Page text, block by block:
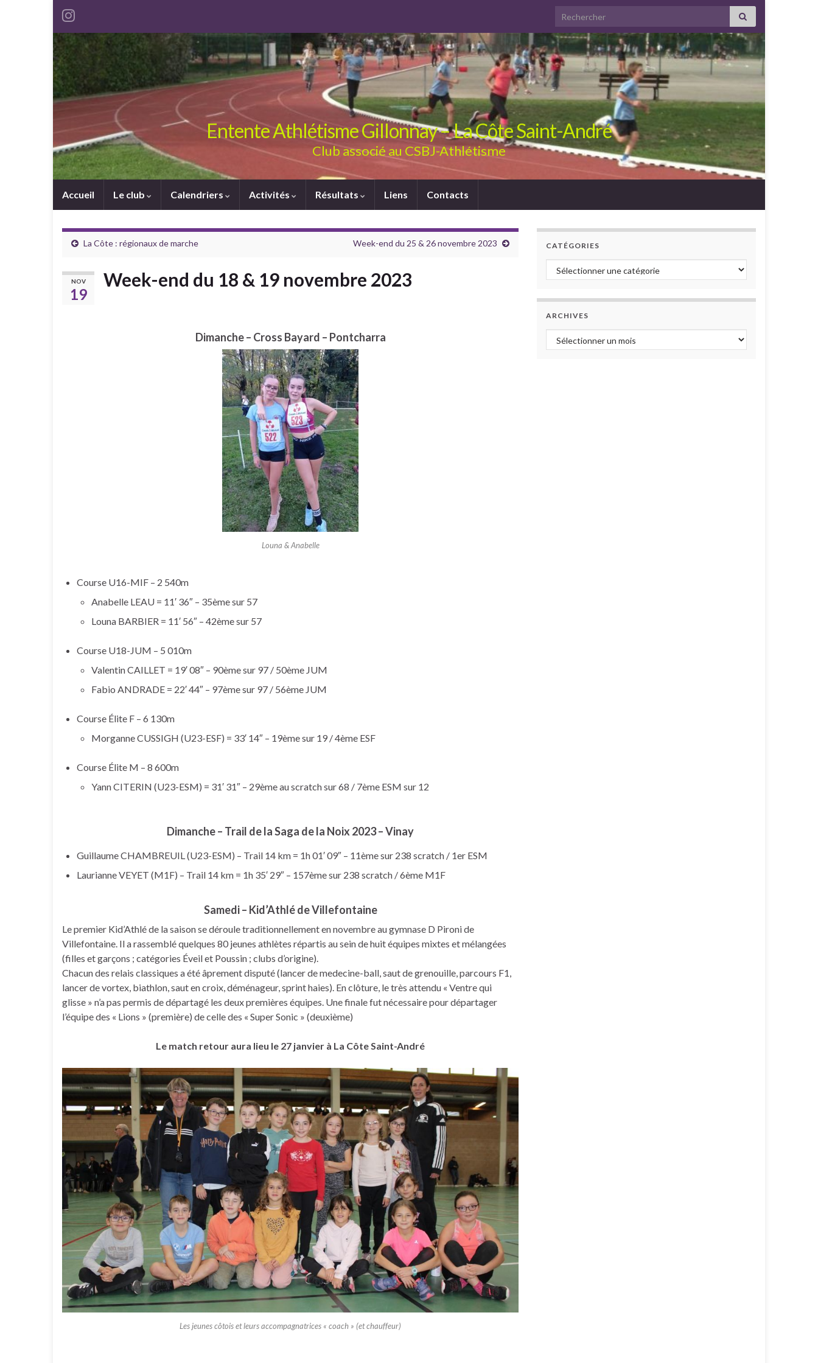
Search for:
Entente Athlétisme Gillonnay – La Côte Saint-André
Club associé au CSBJ-Athlétisme
Accueil Le club Calendriers Activités Résultats Liens Contacts
La Côte : régionaux de marche Week-end du 25 & 26 novembre 2023
NOV
19
Week-end du 18 & 19 novembre 2023
Dimanche – Cross Bayard – Pontcharra
Louna & Anabelle
Course U16-MIF – 2 540m
Anabelle LEAU = 11′ 36″ – 35ème sur 57
Louna BARBIER = 11′ 56″ – 42ème sur 57
Course U18-JUM – 5 010m
Valentin CAILLET = 19′ 08″ – 90ème sur 97 / 50ème JUM
Fabio ANDRADE = 22′ 44″ – 97ème sur 97 / 56ème JUM
Course Élite F – 6 130m
Morganne CUSSIGH (U23-ESF) = 33′ 14″ – 19ème sur 19 / 4ème ESF
Course Élite M – 8 600m
Yann CITERIN (U23-ESM) = 31′ 31″ – 29ème au scratch sur 68 / 7ème ESM sur 12
Dimanche – Trail de la Saga de la Noix 2023 – Vinay
Guillaume CHAMBREUIL (U23-ESM) – Trail 14 km = 1h 01′ 09″ – 11ème sur 238 scratch / 1er ESM
Laurianne VEYET (M1F) – Trail 14 km = 1h 35′ 29″ – 157ème sur 238 scratch / 6ème M1F
Samedi – Kid’Athlé de Villefontaine
Le premier Kid’Athlé de la saison se déroule traditionnellement en novembre au gymnase D Pironi de
Villefontaine. Il a rassemblé quelques 80 jeunes athlètes répartis au sein de huit équipes mixtes et mélangées
(filles et garçons ; catégories Éveil et Poussin ; clubs d’origine).
Chacun des relais classiques a été âprement disputé (lancer de medecine-ball, saut de grenouille, parcours F1,
lancer de vortex, biathlon, saut en croix, déménageur, sprint haies). En clôture, le très attendu « Ventre qui
glisse » n’a pas permis de départagé les deux premières équipes. Une finale fut nécessaire pour départager
l’équipe des « Lions » (première) de celle des « Super Sonic » (deuxième)
Le match retour aura lieu le 27 janvier à La Côte Saint-André
Les jeunes côtois et leurs accompagnatrices « coach » (et chauffeur)
CATÉGORIES
Catégories
ARCHIVES
Archives